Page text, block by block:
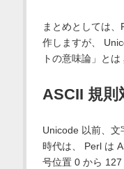
まとめとしては
作しますが、
トの意味論」とは
ASCII 規則
Unicode 以前、文
時代は、 Perl は
号位置 0 から